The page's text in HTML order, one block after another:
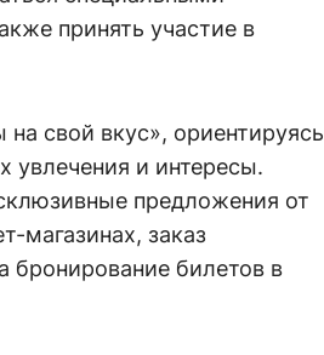
принять участие в
свой вкус», ориентируясь
увлечения и интересы.
предложения от
магазинах, заказ
бронирование билетов в